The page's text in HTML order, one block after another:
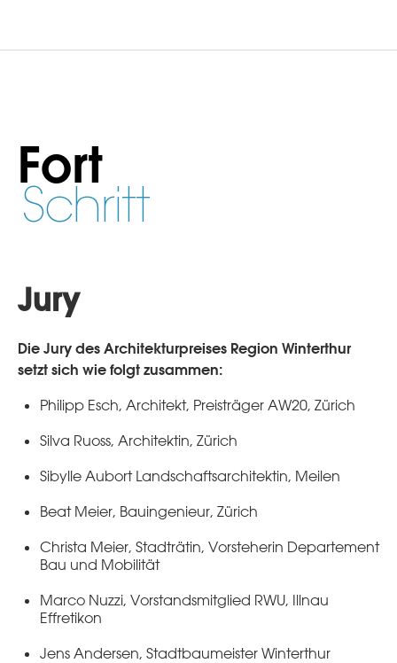
Fort
Schritt
Jury
Die Jury des Architekturpreises Region Winterthur
setzt sich wie folgt zusammen:
Philipp Esch, Architekt, Preisträger AW20, Zürich
Silva Ruoss, Architektin, Zürich
Sibylle Aubort Landschaftsarchitektin, Meilen
Beat Meier, Bauingenieur, Zürich
Christa Meier, Stadträtin, Vorsteherin Departement
Bau und Mobilität
Marco Nuzzi, Vorstandsmitglied RWU, Illnau
Effretikon
Jens Andersen, Stadtbaumeister Winterthur